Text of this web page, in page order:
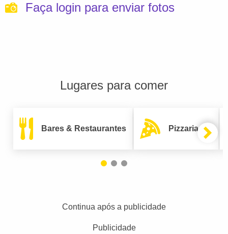
Faça login para enviar fotos
Lugares para comer
Bares & Restaurantes Pizzarias
Continua após a publicidade
Publicidade